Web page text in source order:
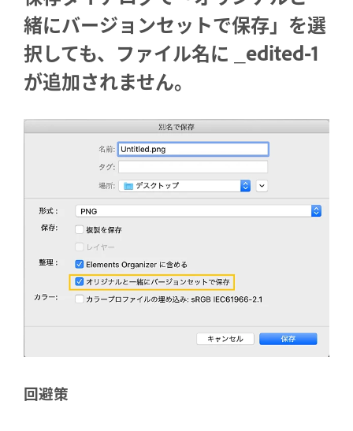
緒にバージョンセットで保存」を選
択しても、ファイル名に _edited-1
が追加されません。
回避策